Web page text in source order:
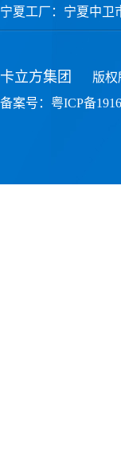
宁夏工厂：宁夏中卫
卡立方集团
版权
备案号： 粤ICP备